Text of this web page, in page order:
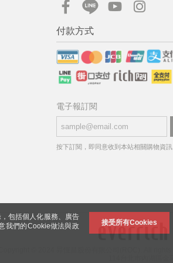
包括個人化服務、廣告
我們的Cookie做法與政
接受所有Cookies
付款方式
電子報訂閱
按下訂閱，即同意收到本站相關購物資訊